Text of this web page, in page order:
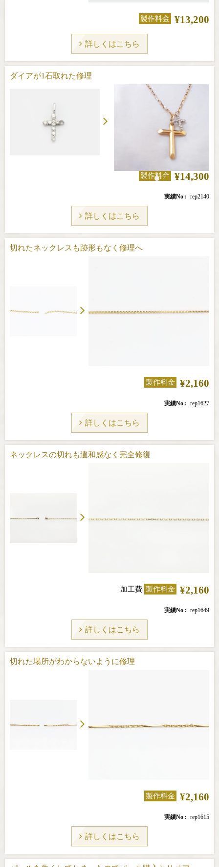
製作料金 ¥13,200
詳しくはこちら
ダイアが1石取れた修理
製作料金 ¥14,300
実績No rep2140
詳しくはこちら
切れたネックレスも跡形もなく修理へ
製作料金 ¥2,160
実績No rep1627
詳しくはこちら
ネックレスの切れも違和感なく完全修復
加工費 製作料金 ¥2,160
実績No rep1649
詳しくはこちら
切れた場所がわからないように修理
製作料金 ¥2,160
実績No rep1615
詳しくはこちら